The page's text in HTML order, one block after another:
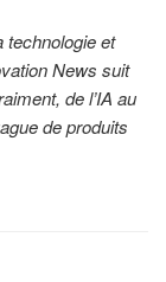
technologie et
News suit
de l’IA au
de produits